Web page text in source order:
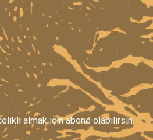
almak için abone olabilirsin.